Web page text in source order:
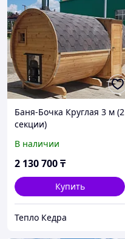
Баня-Бочка Круглая 3 м (2
секции)
В наличии
2 130 700₸
Купить
Тепло Кедра